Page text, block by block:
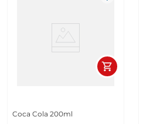
Coca Cola 200ml